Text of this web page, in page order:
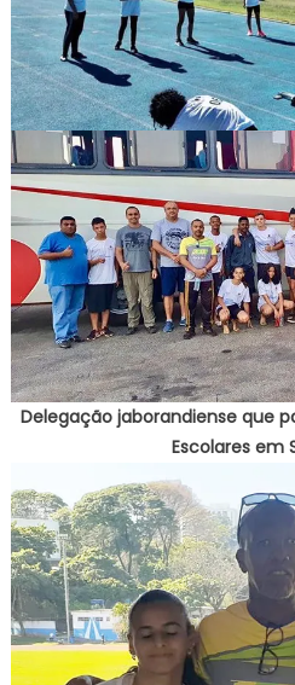
Delegação jaborandiense que
Escolares em